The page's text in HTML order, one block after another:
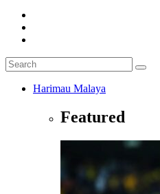
Harimau Malaya
Featured